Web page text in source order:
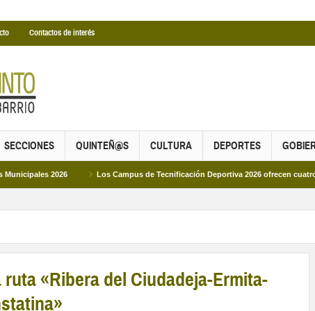
Contactos de interés
SECCIONES QUINTEÑ@S CULTURA DEPORTES
2026 Los Campus de Tecnificación Deportiva 2026 ofrecen cuatro
«Ribera del Ciudadeja-Ermita-